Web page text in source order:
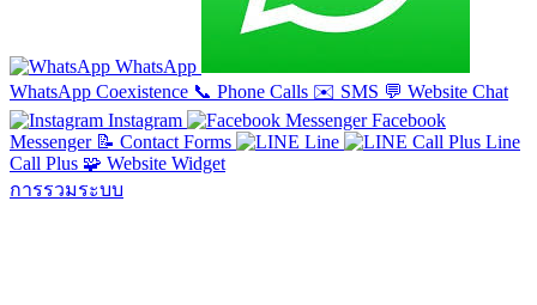
WhatsApp
WhatsApp Coexistence 📞 Phone Calls ✉️ SMS 💬 Website Chat
Instagram
Facebook
Messenger 📝 Contact Forms Line
Line
Call Plus 🧩 Website Widget
การรวมระบบ